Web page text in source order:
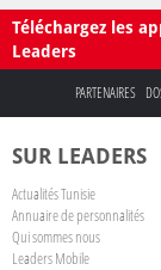
Téléchargez les
Leaders
PARTENAIRES
SUR LEADERS
Actualités Tunisie
Annuaire de personnalités
Qui sommes nous
Leaders Mobile